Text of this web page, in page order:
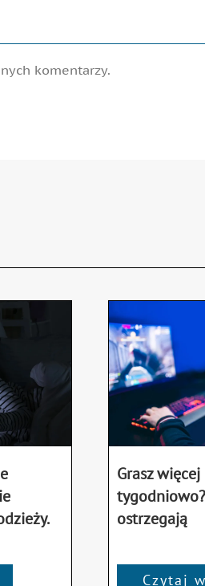
komentarzy.
Grasz
ostrzegają
Czytaj